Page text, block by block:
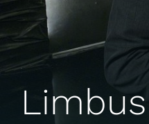
Limbus